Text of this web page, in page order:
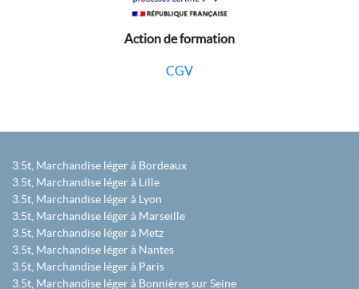
Action de formation
CGV
3.5t, Marchandise léger à Bordeaux
3.5t, Marchandise léger à Lille
3.5t, Marchandise léger à Lyon
3.5t, Marchandise léger à Marseille
3.5t, Marchandise léger à Metz
3.5t, Marchandise léger à Nantes
3.5t, Marchandise léger à Paris
3.5t, Marchandise léger à Bonnières sur Seine